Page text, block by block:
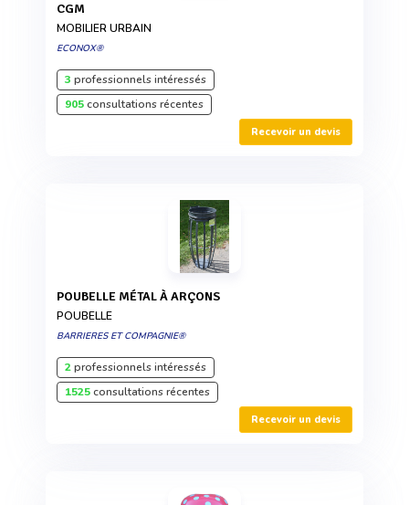
CGM
MOBILIER URBAIN
ECONOX®
3 professionnels intéressés
905consultations récentes
Recevoir un devis
POUBELLE MÉTAL À ARÇONS
POUBELLE
BARRIERES ET COMPAGNIE®
2professionnels intéressés
1525consultations récentes
Recevoir un devis